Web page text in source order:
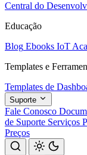
Central do
Educação
Blog Ebooks IoT
Templates e
Templates de
Suporte
Fale Conosco
de Suporte Serviços
Preços